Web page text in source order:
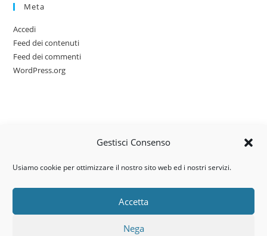
Gestisci Consenso
Usiamo cookie per ottimizzare il nostro sito web ed i nostri servizi.
Accetta
Nega
Meta
Accedi
Feed dei contenuti
Feed dei commenti
WordPress.org
Via dell’artigianato, 14 – 31030